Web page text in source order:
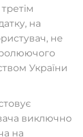
на
не
України
виключно
на